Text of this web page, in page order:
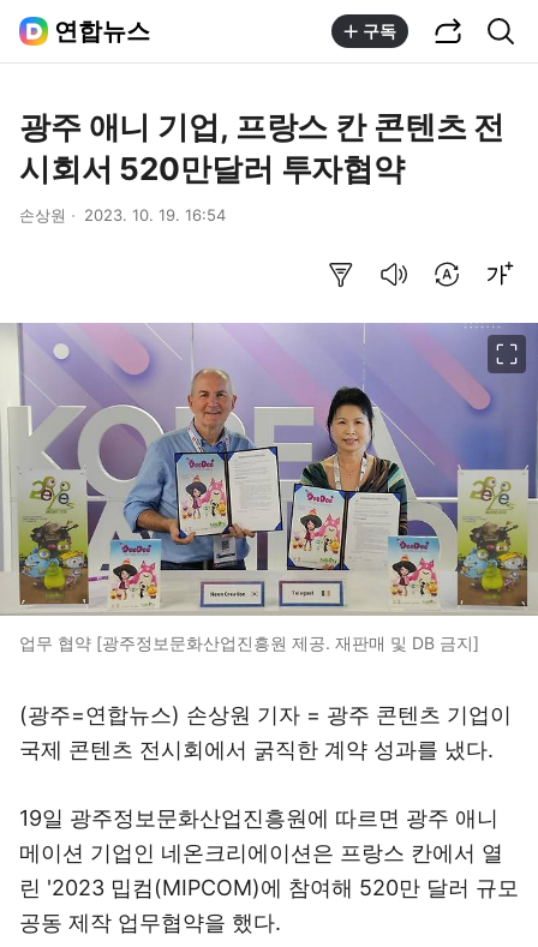
연합뉴스 구독
광주 애니 기업, 프랑스 칸 콘텐츠 전
시회서 520만달러 투자협약
손상원 2023. 10. 19. 16:54
업무 협약 [광주정보문화산업진흥원 제공. 재판매 및 DB 금지]
(광주=연합뉴스) 손상원 기자 = 광주 콘텐츠 기업이
국제 콘텐츠 전시회에서 굵직한 계약 성과를 냈다.
19일 광주정보문화산업진흥원에 따르면 광주 애니
메이션 기업인 네온크리에이션은 프랑스 칸에서 열
린 '2023 밉컴(MIPCOM)에 참여해 520만 달러 규모
공동 제작 업무협약을 했다.